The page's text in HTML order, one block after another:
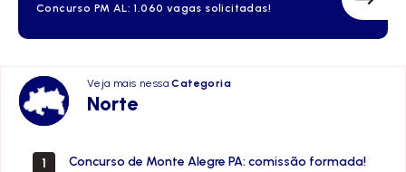
Concurso PM AL: 1.060 vagas solicitadas!
Veja mais nessaCategoria
Norte
Norte
1 Concurso de Monte Alegre PA: comissão formada!